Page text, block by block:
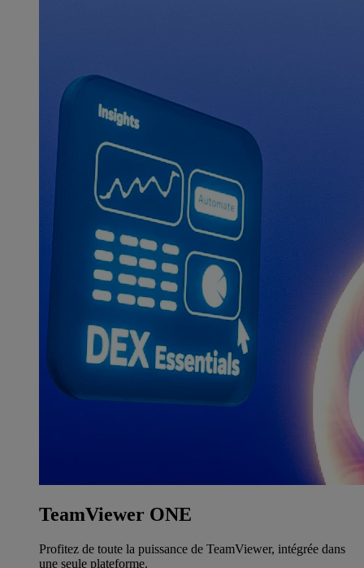
TeamViewer ONE
Profitez de toute la puissance de TeamViewer, intégrée dans
une seule plateforme.